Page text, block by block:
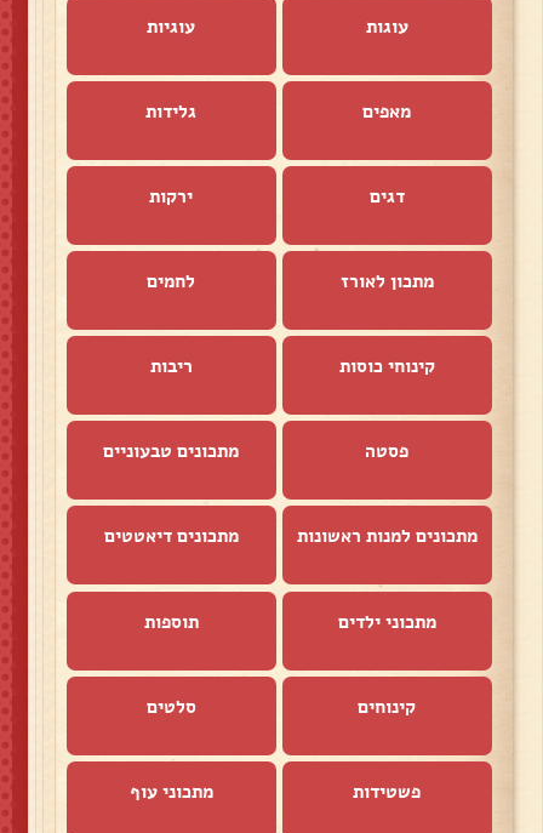
עוגות עוגיות
מאפים גלידות
דגים ירקות
מתכון לאורז לחמים
קינוחי כוסות ריבות
פסטה מתכונים טבעוניים
מתכונים למנות ראשונות מתכונים דיאטטים
מתכוני ילדים תוספות
קינוחים סלטים
פשטידות מתכוני עוף